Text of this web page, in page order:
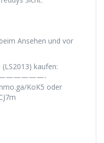
Ansehen und vor
kaufen:
KoK5 oder